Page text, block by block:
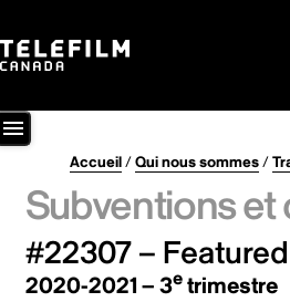
Accueil/Qui nous sommes/
Subventions
#22307 –
2020-2021 – 3etrimestre